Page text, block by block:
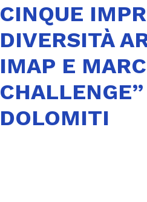
CINQUE
DIVERSITÀ
IMAP E
DOLOMITI